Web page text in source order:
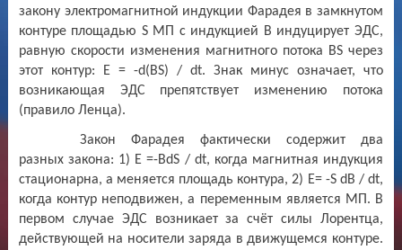
закону электромагнитной индукции Фарадея в замкнутом
контуре площадью S МП с индукцией В индуцирует ЭДС,
равную скорости изменения магнитного потока BS через
этот контур: E = -d(BS) / dt. Знак минус означает, что
возникающая ЭДС препятствует изменению потока
(правило Ленца).
Закон Фарадея фактически содержит два
разных закона: 1) E =-BdS / dt, когда магнитная индукция
стационарна, а меняется площадь контура, 2) E= -S dB / dt,
когда контур неподвижен, а переменным является МП. В
первом случае ЭДС возникает за счёт силы Лорентца,
действующей на носители заряда в движущемся контуре.